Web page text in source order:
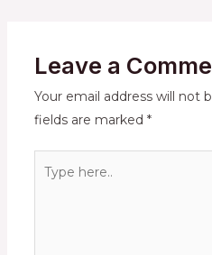
Leave a
Your email address will not
fields are marked *
here..